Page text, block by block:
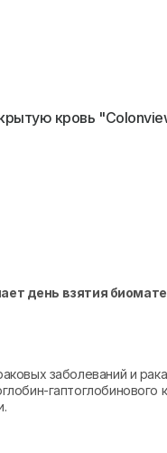
кровь
день взятия
заболеваний и
гаптоглобинового